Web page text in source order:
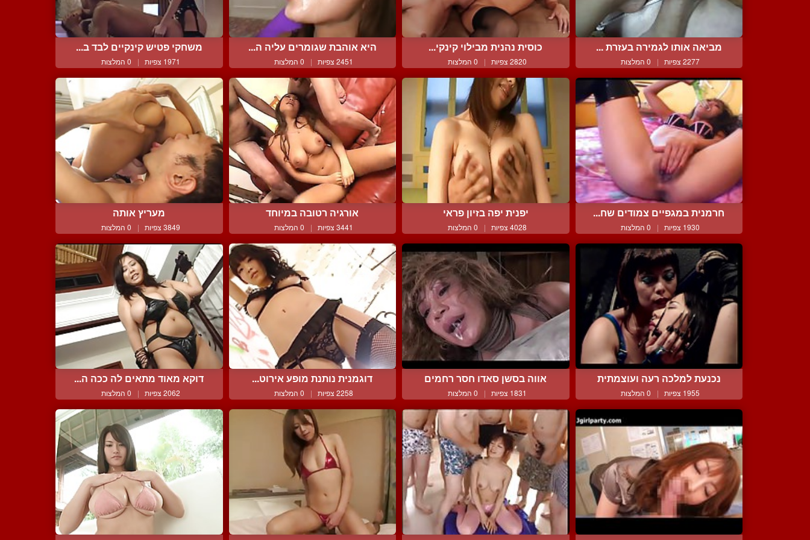
מביאה אותו לגמירה בעזרת ...
2277 צפיות | 0 המלצות
כוסית נהנית מבילוי קינקי...
2820 צפיות | 0 המלצות
היא אוהבת שגומרים עליה ה...
2451 צפיות | 0 המלצות
משחקי פטיש קינקיים לבד ב...
1971 צפיות | 0 המלצות
חרמנית במגפיים צמודים שח...
1930 צפיות | 0 המלצות
יפנית יפה בזיון פראי
4028 צפיות | 0 המלצות
אורגיה רטובה במיוחד
3441 צפיות | 0 המלצות
מעריץ אותה
3849 צפיות | 0 המלצות
נכנעת למלכה רעה ועוצמתית
1955 צפיות | 0 המלצות
אווה בסשן סאדו חסר רחמים
1831 צפיות | 0 המלצות
דוגמנית נותנת מופע אירוט...
2258 צפיות | 0 המלצות
דוקא מאוד מתאים לה ככה ה...
2062 צפיות | 0 המלצות